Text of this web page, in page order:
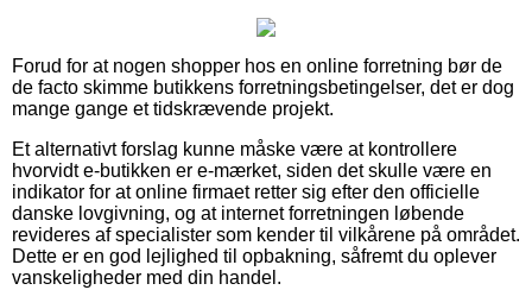
Forud for at nogen shopper hos en online forretning bør de
de facto skimme butikkens forretningsbetingelser, det er dog
mange gange et tidskrævende projekt.
Et alternativt forslag kunne måske være at kontrollere
hvorvidt e-butikken er e-mærket, siden det skulle være en
indikator for at online firmaet retter sig efter den officielle
danske lovgivning, og at internet forretningen løbende
revideres af specialister som kender til vilkårene på området.
Dette er en god lejlighed til opbakning, såfremt du oplever
vanskeligheder med din handel.